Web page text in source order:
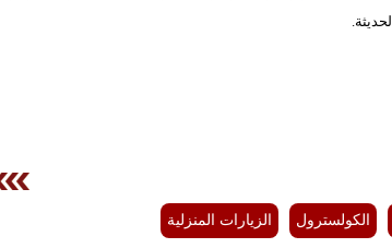
الكولسترول الزيارات المنزلية